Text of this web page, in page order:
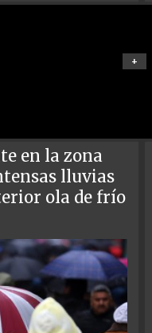
+
en la zona
lluvias
ola de frío